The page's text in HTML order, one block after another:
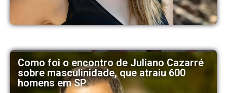
Como foi o encontro de Juliano Cazarré
sobre masculinidade, que atraiu 600
homens em SP